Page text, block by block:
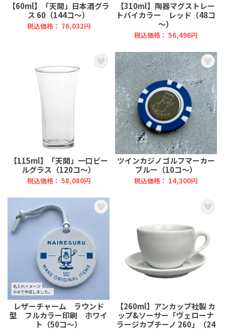
【60ml】「天開」日本酒グラ
ス 60（144コ～）
税込価格： 76,032円
【310ml】陶器マグストレー
トバイカラー レッド（48コ
～）
税込価格： 56,496円
【115ml】「天開」一口ビー
ルグラス（120コ～）
税込価格： 58,080円
ツインカジノゴルフマーカー
ブルー（10コ～）
税込価格： 14,300円
レザーチャーム ラウンド
型 フルカラー印刷 ホワイ
ト（50コ～）
【260ml】アンカップ社製 カ
ップ&ソーサー「ヴェローナ
ラージカプチーノ 260」（24